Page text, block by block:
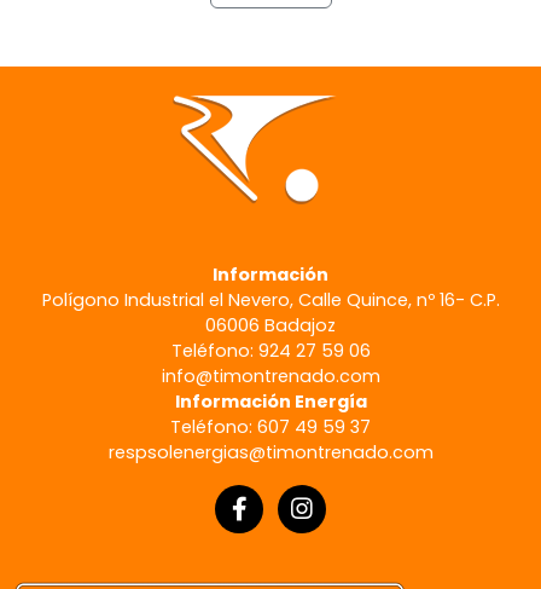
Información
Polígono Industrial el Nevero, Calle Quince, nº 16- C.P.
06006 Badajoz
Teléfono: 924 27 59 06
info@timontrenado.com
Información Energía
Teléfono: 607 49 59 37
respsolenergias@timontrenado.com